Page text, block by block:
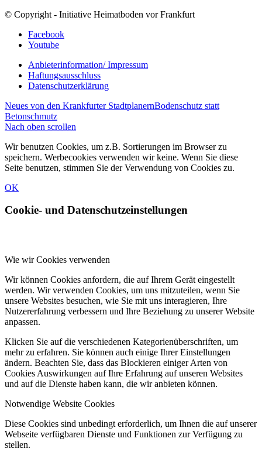
© Copyright - Initiative Heimatboden vor Frankfurt
Facebook
Youtube
Anbieterinformation/ Impressum
Haftungsausschluss
Datenschutzerklärung
Neues von den Krankfurter StadtplanernBodenschutz statt
Betonschmutz
Nach oben scrollen
Wir benutzen Cookies, um z.B. Sortierungen im Browser zu
speichern. Werbecookies verwenden wir keine. Wenn Sie diese
Seite benutzen, stimmen Sie der Verwendung von Cookies zu.
OK
Cookie- und Datenschutzeinstellungen
Wie wir Cookies verwenden
Wir können Cookies anfordern, die auf Ihrem Gerät eingestellt
werden. Wir verwenden Cookies, um uns mitzuteilen, wenn Sie
unsere Websites besuchen, wie Sie mit uns interagieren, Ihre
Nutzererfahrung verbessern und Ihre Beziehung zu unserer Website
anpassen.
Klicken Sie auf die verschiedenen Kategorienüberschriften, um
mehr zu erfahren. Sie können auch einige Ihrer Einstellungen
ändern. Beachten Sie, dass das Blockieren einiger Arten von
Cookies Auswirkungen auf Ihre Erfahrung auf unseren Websites
und auf die Dienste haben kann, die wir anbieten können.
Notwendige Website Cookies
Diese Cookies sind unbedingt erforderlich, um Ihnen die auf unserer
Webseite verfügbaren Dienste und Funktionen zur Verfügung zu
stellen.